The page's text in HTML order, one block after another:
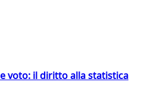
voto: il diritto alla statistica